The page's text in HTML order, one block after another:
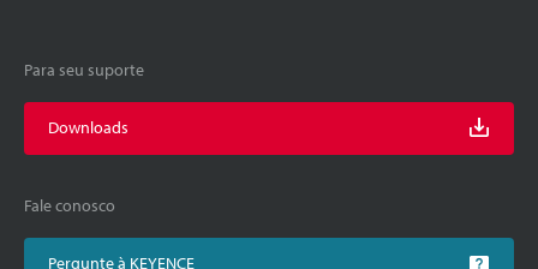
Para seu suporte
Downloads
Fale conosco
Pergunte à KEYENCE